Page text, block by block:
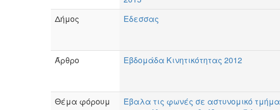
Δήμος
Εδεσσας
Άρθρο
Εβδομάδα Κινητικότητας 2012
Θέμα φόρουμ
Έβαλα τις φωνές σε αστυνομικό τμήμα